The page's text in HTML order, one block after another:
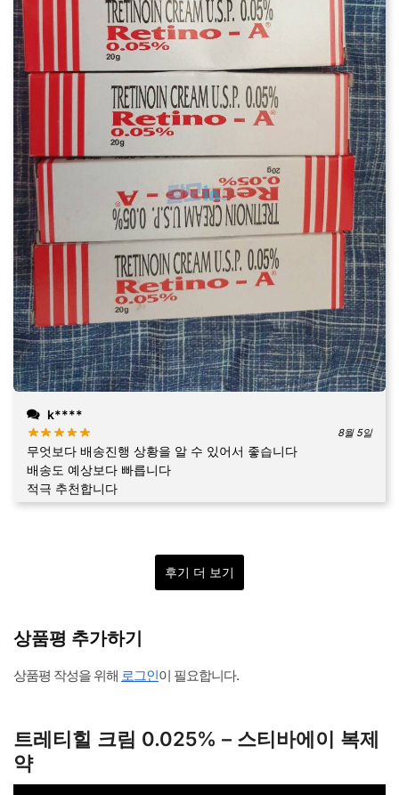
k****
8월 5일
무엇보다 배송진행 상황을 알 수 있어서 좋습니다
배송도 예상보다 빠릅니다
적극 추천합니다
후기 더 보기
상품평 추가하기
상품평 작성을 위해 로그인이 필요합니다.
트레티힐 크림 0.025% – 스티바에이 복제
약